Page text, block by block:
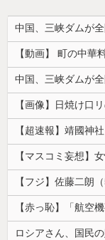
中国、三峡ダムが
中国、三峡ダムが
【超速報】靖國神
ロシアさん、国民